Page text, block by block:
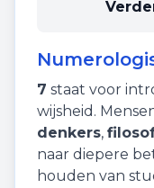
7 staat voor
wijsheid .
denkers,
naar diepere
houden van